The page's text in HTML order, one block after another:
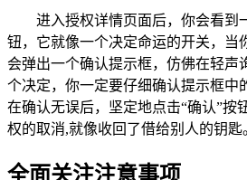
进入授权详情页面后，你会看到
钮，它就像一个决定命运的开关，当
会弹出一个确认提示框，仿佛在轻声
个决定，你一定要仔细确认提示框中
在确认无误后，坚定地点击“确认”按
权的取消,就像收回了借给别人的钥匙
全面关注注意事项